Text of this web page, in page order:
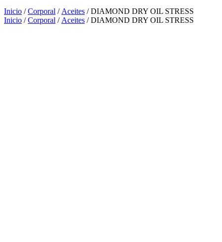
Inicio /Corporal / Aceites / DIAMOND DRY OIL STRESS
Inicio /Corporal / Aceites / DIAMOND DRY OIL STRESS